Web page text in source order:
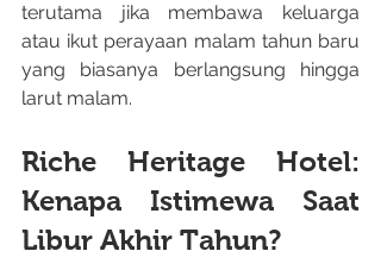
terutama jika membawa keluarga
atau ikut perayaan malam tahun baru
yang biasanya berlangsung hingga
larut malam.
Riche Heritage Hotel:
Kenapa Istimewa Saat
Libur Akhir Tahun?